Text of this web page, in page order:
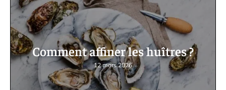
Comment affiner les huîtres ?
12 mars 2026